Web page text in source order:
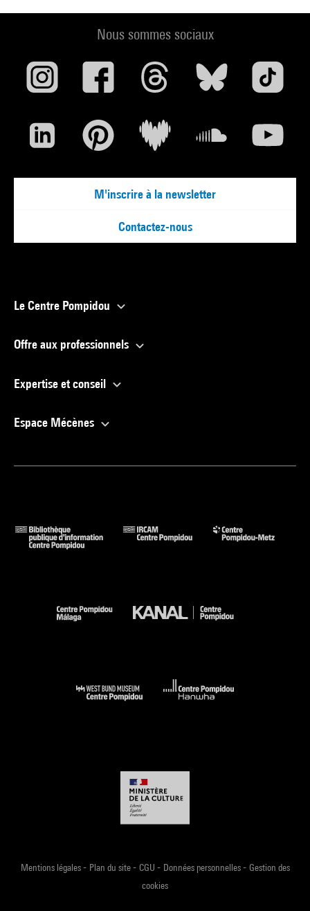
Nous sommes sociaux
M'inscrire à la newsletter
Contactez-nous
Le Centre Pompidou
Offre aux professionnels
Expertise et conseil
Espace Mécènes
Mentions légales- Plan du site- CGU - Données personnelles- Gestion des
cookies